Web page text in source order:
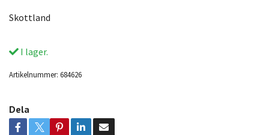
Skottland
I lager.
Artikelnummer: 684626
Dela